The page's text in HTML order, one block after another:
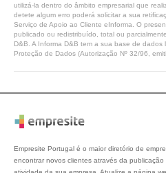
utilizá-la dentro do âmbito empresarial que
detete algum erro poderá solicitar a sua
Serviço de Apoio ao Cliente eInforma. O
publicado ou redistribuído, total ou
D&B. A Informa D&B tem a sua base de
Proteção de Dados (Autorização Nº 32/96,
Empresite Portugal é o maior diretório de
encontrar novos clientes através da